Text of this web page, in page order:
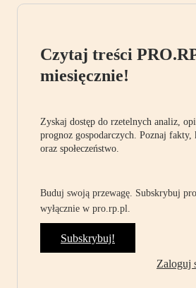
Czytaj treści
miesięcznie!
Zyskaj dostęp do rzetelnych analiz,
prognoz gospodarczych. Poznaj fakty,
oraz społeczeństwo.
Buduj swoją przewagę. Subskrybuj
wyłącznie w pro.rp.pl.
Subskrybuj!
Zaloguj